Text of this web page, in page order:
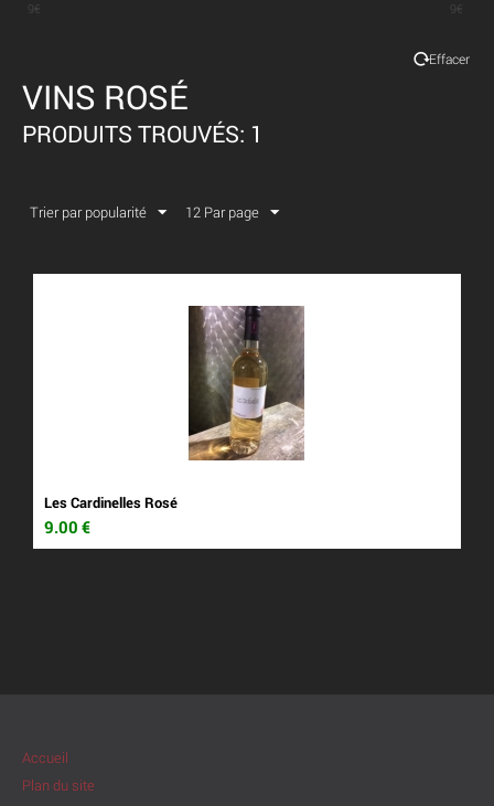
9€ 9€
Effacer
VINS ROSÉ
PRODUITS TROUVÉS: 1
Trier par popularité 12 Par page
Les Cardinelles Rosé
9.00 €
Accueil
Plan du site